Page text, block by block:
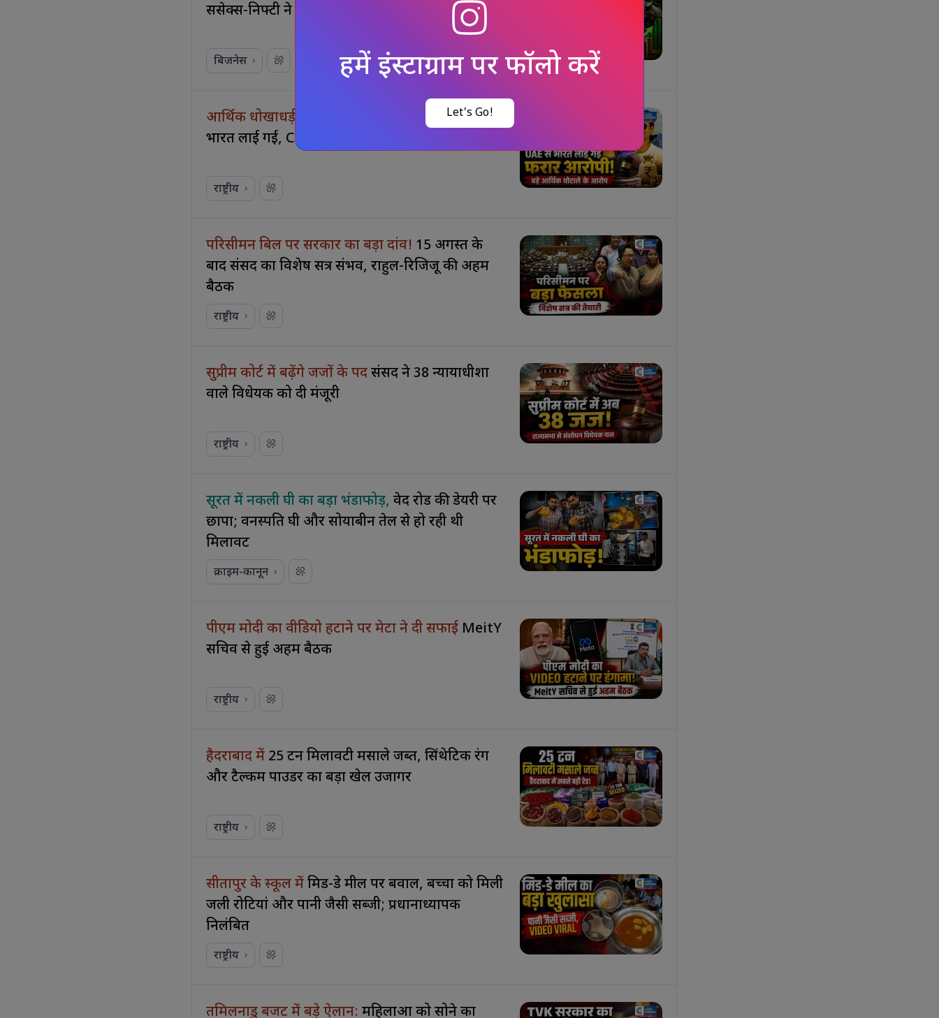
सेंसेक्स-निफ्टी ने बढ़त के साथ की शुरुआत
बिजनेस
आर्थिक धोखाधड़ी की आरोपी
विशाखा राठौड़ UAE से
भारत लाई गई, CBI को बड़ी सफलता
राष्ट्रीय
परिसीमन बिल पर सरकार का बड़ा दांव! 15 अगस्त के
बाद संसद का विशेष सत्र संभव, राहुल-रिजिजू की अहम
बैठक
राष्ट्रीय
सुप्रीम कोर्ट में बढ़ेंगे जजों के पदसंसद ने 38 न्यायाधीशों
वाले विधेयक को दी मंजूरी
राष्ट्रीय
सूरत में नकली घी का बड़ा भंडाफोड़,वेद रोड की डेयरी पर
छापा; वनस्पति घी और सोयाबीन तेल से हो रही थी
मिलावट
क्राइम-कानून
पीएम मोदी का वीडियो हटाने पर मेटा ने दी सफाई MeitY
सचिव से हुई अहम बैठक
राष्ट्रीय
हैदराबाद में 25 टन मिलावटी मसाले जब्त, सिंथेटिक रंग
और टैल्कम पाउडर का बड़ा खेल उजागर
राष्ट्रीय
सीतापुर के स्कूल मेंमिड-डे मील पर बवाल, बच्चों को मिली
जली रोटियां और पानी जैसी सब्जी; प्रधानाध्यापक
निलंबित
राष्ट्रीय
तमिलनाडु बजट में बड़े ऐलान:महिलाओं को सोने का